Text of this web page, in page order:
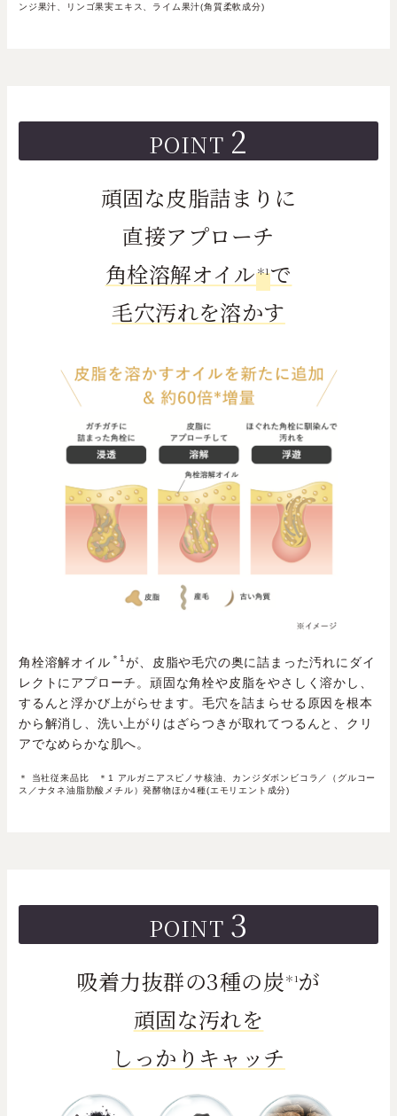
ンジ果汁、リンゴ果実エキス、ライム果汁(角質柔軟成分)
POINT 2
頑固な皮脂詰まりに
直接アプローチ
角栓溶解オイル＊1で
毛穴汚れを溶かす
角栓溶解オイル ＊1 が、皮脂や毛穴の奥に詰まった汚れにダイ
レクトにアプローチ。頑固な角栓や皮脂をやさしく溶かし、
するんと浮かび上がらせます。毛穴を詰まらせる原因を根本
から解消し、洗い上がりはざらつきが取れてつるんと、クリ
アでなめらかな肌へ。
＊ 当社従来品比 ＊1 アルガニアスピノサ核油、カンジダボンビコラ／（グルコー
ス／ナタネ油脂肪酸メチル）発酵物ほか4種(エモリエント成分)
POINT 3
吸着力抜群の3種の炭 ＊1が
頑固な汚れを
しっかりキャッチ